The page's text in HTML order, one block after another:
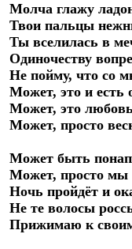
﻿Молча глажу
Твои пальцы
Ты вселилась в
Одиночеству
Не пойму, что со
Может, это и есть
Может, это
Может, просто
Может быть
Может, просто мы
Ночь пройдёт и
Не те волосы
Прижимаю к